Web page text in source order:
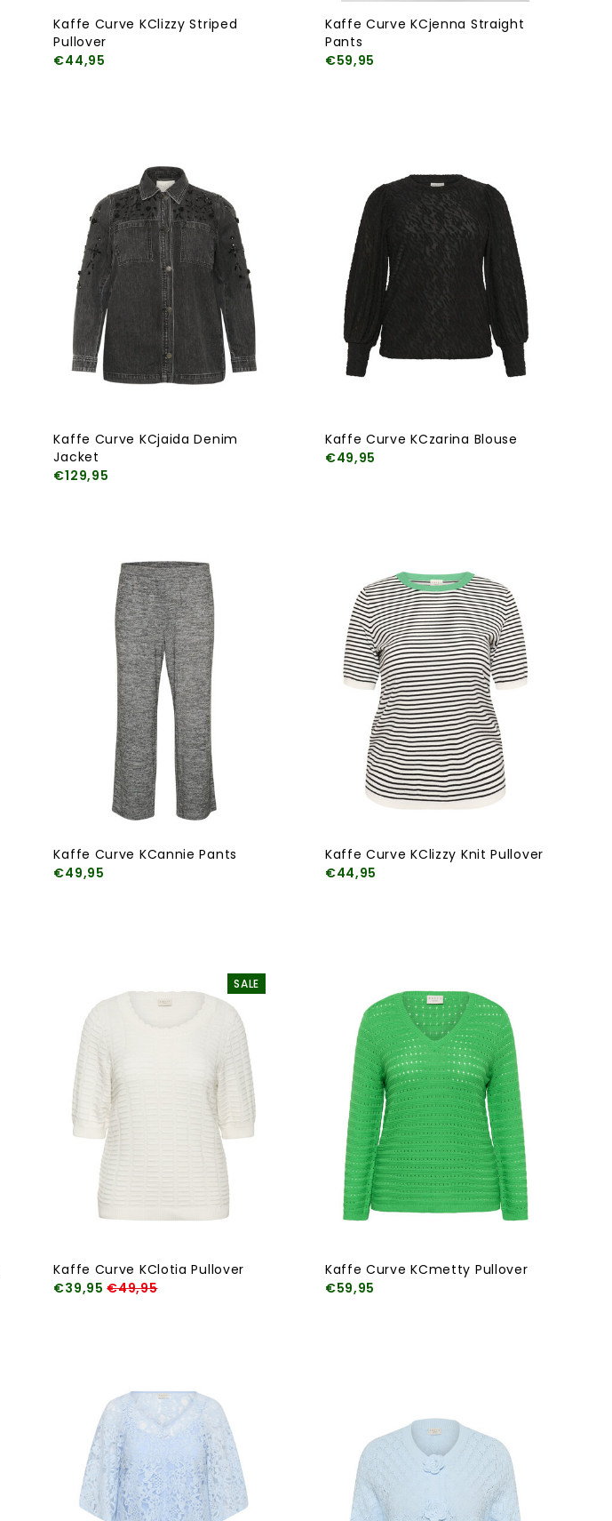
Kaffe Curve KClizzy Striped
Pullover
€44,95
Kaffe Curve KCjenna Straight
Pants
€59,95
Kaffe Curve KCjaida Denim
Jacket
€129,95
Kaffe Curve KCzarina Blouse
€49,95
Kaffe Curve KCannie Pants
€49,95
Kaffe Curve KClizzy Knit Pullover
€44,95
SALE
Kaffe Curve KClotia Pullover
€39,95€49,95
Kaffe Curve KCmetty Pullover
€59,95